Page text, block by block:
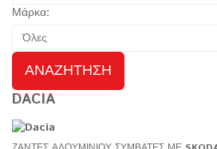
Μάρκα:
Όλες
ΑΝΑΖΉΤΗΣΗ
DACIA